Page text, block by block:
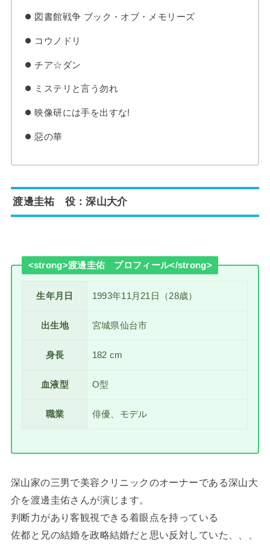
図書館戦争 ブック・オブ・メモリーズ
コウノドリ
チア☆ダン
ミステリと言う勿れ
映像研には手を出すな!
惡の華
渡邊圭祐 役：深山大介
<strong>渡邊圭佑 プロフィール</strong>
生年月日 1993年11月21日（28歳）
出生地 宮城県仙台市
身長 182 cm
血液型 O型
職業 俳優、モデル
深山家の三男で美容クリニックのオーナーである深山大
介を渡邊圭佑さんが演じます。
判断力があり客観視できる着眼点を持っている
佐都と兄の結婚を政略結婚だと思い反対していた、、、